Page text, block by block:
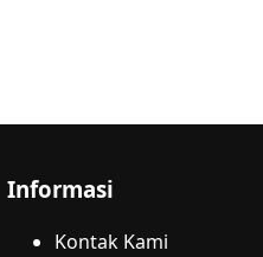
Informasi
Kontak Kami